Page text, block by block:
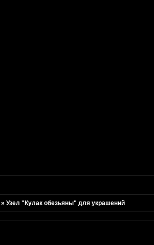
»Узел "Кулак обезьяны" для украшений